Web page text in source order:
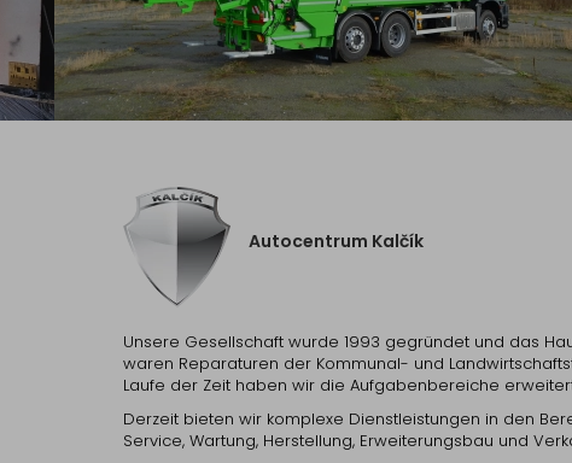
Autocentrum Kalčík
Unsere Gesellschaft wurde 1993 gegründet und das
waren Reparaturen der Kommunal- und
Laufe der Zeit haben wir die Aufgabenbereiche
Derzeit bieten wir komplexe Dienstleistungen in den
Service, Wartung, Herstellung, Erweiterungsbau und